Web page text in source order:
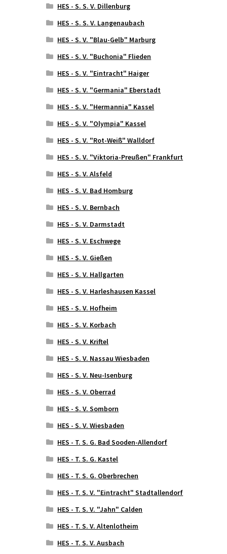
HES - S. S. V. Dillenburg
HES - S. S. V. Langenaubach
HES - S. V. "Blau-Gelb" Marburg
HES - S. V. "Buchonia" Flieden
HES - S. V. "Eintracht" Haiger
HES - S. V. "Germania" Eberstadt
HES - S. V. "Hermannia" Kassel
HES - S. V. "Olympia" Kassel
HES - S. V. "Rot-Weiß" Walldorf
HES - S. V. "Viktoria-Preußen" Frankfurt
HES - S. V. Alsfeld
HES - S. V. Bad Homburg
HES - S. V. Bernbach
HES - S. V. Darmstadt
HES - S. V. Eschwege
HES - S. V. Gießen
HES - S. V. Hallgarten
HES - S. V. Harleshausen Kassel
HES - S. V. Hofheim
HES - S. V. Korbach
HES - S. V. Kriftel
HES - S. V. Nassau Wiesbaden
HES - S. V. Neu-Isenburg
HES - S. V. Oberrad
HES - S. V. Somborn
HES - S. V. Wiesbaden
HES - T. S. G. Bad Sooden-Allendorf
HES - T. S. G. Kastel
HES - T. S. G. Oberbrechen
HES - T. S. V. "Eintracht" Stadtallendorf
HES - T. S. V. "Jahn" Calden
HES - T. S. V. Altenlotheim
HES - T. S. V. Ausbach